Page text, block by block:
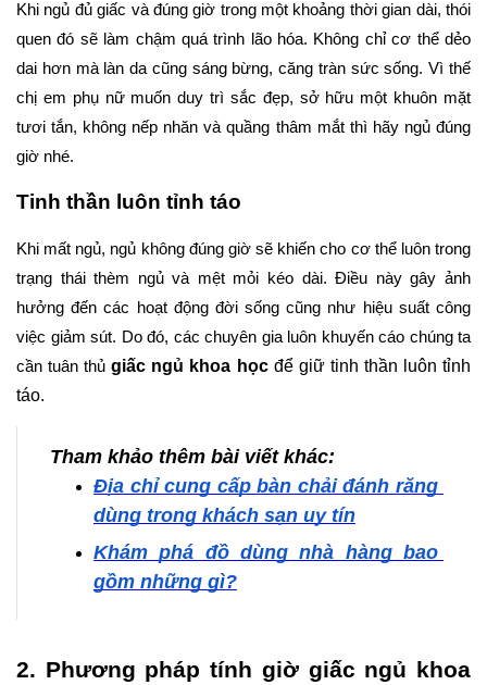
Khi ngủ đủ giấc và đúng giờ trong một khoảng thời gian dài, thói
quen đó sẽ làm chậm quá trình lão hóa. Không chỉ cơ thể dẻo
dai hơn mà làn da cũng sáng bừng, căng tràn sức sống. Vì thế
chị em phụ nữ muốn duy trì sắc đẹp, sở hữu một khuôn mặt
tươi tắn, không nếp nhăn và quầng thâm mắt thì hãy ngủ đúng
giờ nhé.
Tinh thần luôn tỉnh táo
Khi mất ngủ, ngủ không đúng giờ sẽ khiến cho cơ thể luôn trong
trạng thái thèm ngủ và mệt mỏi kéo dài. Điều này gây ảnh
hưởng đến các hoạt động đời sống cũng như hiệu suất công
việc giảm sút. Do đó, các chuyên gia luôn khuyến cáo chúng ta
cần tuân thủ giấc ngủ khoa học để giữ tinh thần luôn tỉnh
táo.
Tham khảo thêm bài viết khác:
Địa chỉ cung cấp bàn chải đánh răng
dùng trong khách sạn uy tín
Khám phá đồ dùng nhà hàng bao
gồm những gì?
2. Phương pháp tính giờ giấc ngủ khoa